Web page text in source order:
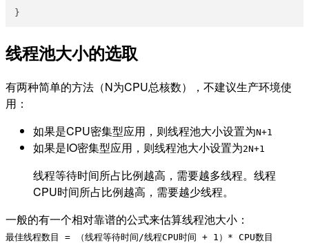
线程池大小的选取
有两种简单的方法（N为CPU总核数），不建议生产环境使
用：
如果是CPU密集型应用，则线程池大小设置为N+1
如果是IO密集型应用，则线程池大小设置为2N+1
线程等待时间所占比例越高，需要越多线程。线程
CPU时间所占比例越高，需要越少线程。
一般的有一个相对靠谱的公式来估算线程池大小：
最佳线程数目 = （线程等待时间/线程CPU时间 + 1）* CPU数目